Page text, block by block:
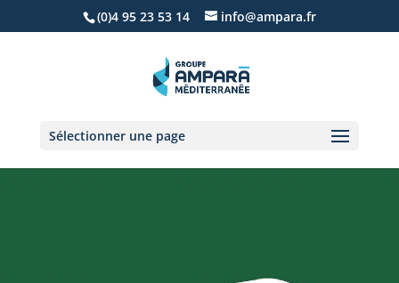
(0)4 95 23 53 14 info@ampara.fr
Sélectionner une page